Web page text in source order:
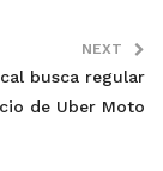
NEXT
busca regular
de Uber Moto